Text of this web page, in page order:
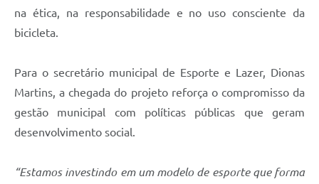
na ética, na responsabilidade e no uso consciente da
bicicleta.
Para o secretário municipal de Esporte e Lazer, Dionas
Martins, a chegada do projeto reforça o compromisso da
gestão municipal com políticas públicas que geram
desenvolvimento social.
“Estamos investindo em um modelo de esporte que forma